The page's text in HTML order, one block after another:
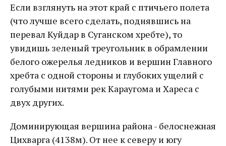
Если взглянуть на этот край с птичьего полета
(что лучше всего сделать, поднявшись на
перевал Куйдар в Суганском хребте), то
увидишь зеленый треугольник в обрамлении
белого ожерелья ледников и вершин Главного
хребта с одной стороны и глубоких ущелий с
голубыми нитями рек Караугома и Хареса с
двух других.
Доминирующая вершина района - белоснежная
Цихварга (4138м). От нее к северу и югу